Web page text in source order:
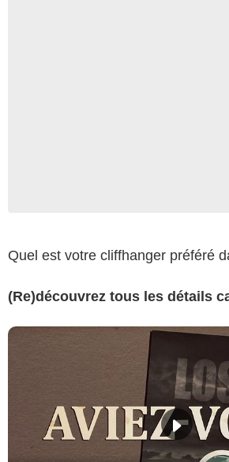
Quel est votre cliffhanger préféré
(Re)découvrez tous les détails